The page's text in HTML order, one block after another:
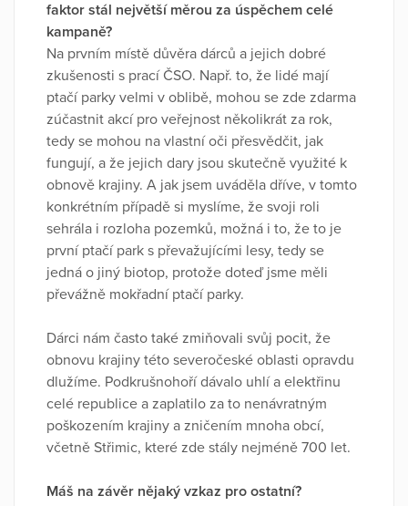
faktor stál největší měrou za úspěchem celé
kampaně?
Na prvním místě důvěra dárců a jejich dobré
zkušenosti s prací ČSO. Např. to, že lidé mají
ptačí parky velmi v oblibě, mohou se zde zdarma
zúčastnit akcí pro veřejnost několikrát za rok,
tedy se mohou na vlastní oči přesvědčit, jak
fungují, a že jejich dary jsou skutečně využité k
obnově krajiny. A jak jsem uváděla dříve, v tomto
konkrétním případě si myslíme, že svoji roli
sehrála i rozloha pozemků, možná i to, že to je
první ptačí park s převažujícími lesy, tedy se
jedná o jiný biotop, protože doteď jsme měli
převážně mokřadní ptačí parky.
Dárci nám často také zmiňovali svůj pocit, že
obnovu krajiny této severočeské oblasti opravdu
dlužíme. Podkrušnohoří dávalo uhlí a elektřinu
celé republice a zaplatilo za to nenávratným
poškozením krajiny a zničením mnoha obcí,
včetně Střimic, které zde stály nejméně 700 let.
Máš na závěr nějaký vzkaz pro ostatní?